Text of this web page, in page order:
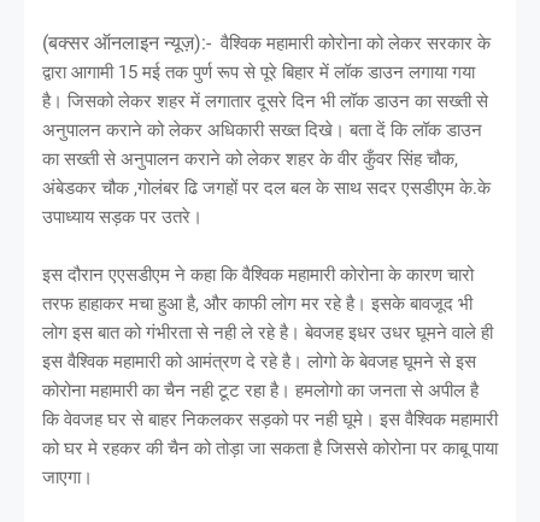
(बक्सर ऑनलाइन न्यूज़):- वैश्विक महामारी कोरोना को लेकर सरकार के
द्वारा आगामी 15 मई तक पुर्ण रूप से पूरे बिहार में लॉक डाउन लगाया गया
है। जिसको लेकर शहर में लगातार दूसरे दिन भी लॉक डाउन का सख्ती से
अनुपालन कराने को लेकर अधिकारी सख्त दिखे। बता दें कि लॉक डाउन
का सख्ती से अनुपालन कराने को लेकर शहर के वीर कुँवर सिंह चौक,
अंबेडकर चौक ,गोलंबर ढि जगहों पर दल बल के साथ सदर एसडीएम के.के
उपाध्याय सड़क पर उतरे।
इस दौरान एएसडीएम ने कहा कि वैश्विक महामारी कोरोना के कारण चारो
तरफ हाहाकर मचा हुआ है, और काफी लोग मर रहे है। इसके बावजूद भी
लोग इस बात को गंभीरता से नही ले रहे है। बेवजह इधर उधर घूमने वाले ही
इस वैश्विक महामारी को आमंत्रण दे रहे है। लोगो के बेवजह घूमने से इस
कोरोना महामारी का चैन नही टूट रहा है। हमलोगो का जनता से अपील है
कि वेवजह घर से बाहर निकलकर सड़को पर नही घूमे। इस वैश्विक महामारी
को घर मे रहकर की चैन को तोड़ा जा सकता है जिससे कोरोना पर काबू पाया
जाएगा।